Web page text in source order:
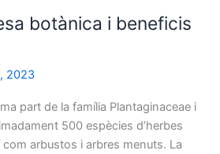
botànica i beneficis
2023
part de la família Plantaginaceae i
500 espècies d’herbes
arbustos i arbres menuts. La